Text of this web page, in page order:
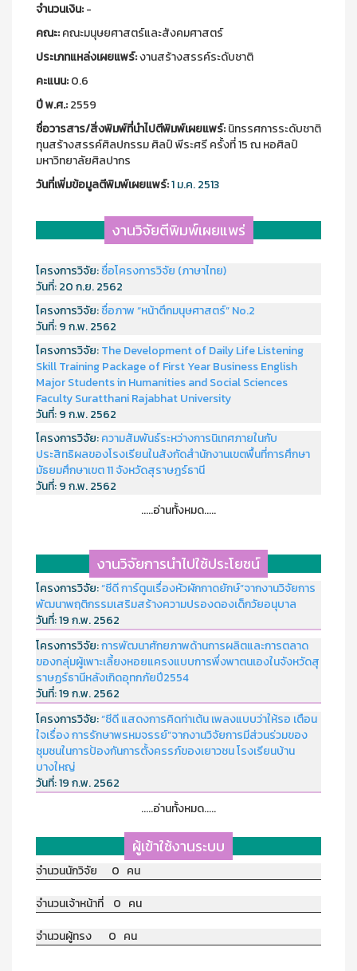
จำนวนเงิน:-
คณะ:คณะมนุษยศาสตร์และสังคมศาสตร์
ประเภทแหล่งเผยแพร์:งานสร้างสรรค์ระดับชาติ
คะแนน:0.6
ปี พ.ศ.:2559
ชื่อวารสาร/สิ่งพิมพ์ที่นำไปตีพิมพ์เผยแพร์:นิทรรศการระดับชาติ
ทุนสร้างสรรค์ศิลปกรรม ศิลป์ พีระศรี ครั้งที่ 15 ณ หอศิลป์
มหาวิทยาลัยศิลปากร
วันที่เพิ่มข้อมูลตีพิมพ์เผยแพร์:1 ม.ค. 2513
งานวิจัยตีพิมพ์เผยแพร่
โครงการวิจัย:ชื่อโครงการวิจัย (ภาษาไทย)
วันที่:20 ก.ย. 2562
โครงการวิจัย:ชื่อภาพ “หน้าตึกมนุษศาสตร์” No.2
วันที่:9 ก.พ. 2562
โครงการวิจัย:The Development of Daily Life Listening
Skill Training Package of First Year Business English
Major Students in Humanities and Social Sciences
Faculty Suratthani Rajabhat University
วันที่:9 ก.พ. 2562
โครงการวิจัย:ความสัมพันธ์ระหว่างการนิเทศภายในกับ
ประสิทธิผลของโรงเรียนในสังกัดสำนักงานเขตพื้นที่การศึกษา
มัธยมศึกษาเขต 11 จังหวัดสุราษฎร์ธานี
วันที่:9 ก.พ. 2562
.....อ่านทั้งหมด.....
งานวิจัยการนำไปใช้ประโยชน์
โครงการวิจัย:“ซีดี การ์ตูนเรื่องหัวผักกาดยักษ์”จากงานวิจัยการ
พัฒนาพฤติกรรมเสริมสร้างความปรองดองเด็กวัยอนุบาล
วันที่:19 ก.พ. 2562
โครงการวิจัย:การพัฒนาศักยภาพด้านการผลิตและการตลาด
ของกลุ่มผู้เพาะเลี้ยงหอยแครงแบบการพึ่งพาตนเองในจังหวัดสุ
ราษฏร์ธานีหลังเกิดอุทกภัยปี2554
วันที่:19 ก.พ. 2562
โครงการวิจัย:“ซีดี แสดงการคิดท่าเต้น เพลงแบบว่าให้รอ เตือน
ใจเรื่อง การรักษาพรหมจรรย์”จากงานวิจัยการมีส่วนร่วมของ
ชุมชนในการป้องกันการตั้งครรภ์ของเยาวชน โรงเรียนบ้าน
บางใหญ่
วันที่:19 ก.พ. 2562
.....อ่านทั้งหมด.....
ผู้เข้าใช้งานระบบ
จำนวนนักวิจัย 0 คน
จำนวนเจ้าหน้าที่ 0 คน
จำนวนผู้ทรง 0 คน